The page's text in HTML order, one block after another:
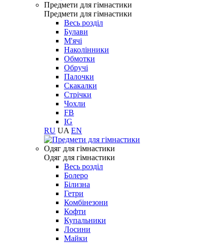
Предмети для гімнастики
Предмети для гімнастики
Весь розділ
Булави
М'ячі
Наколінники
Обмотки
Обручі
Палочки
Скакалки
Стрічки
Чохли
FB
IG
RU UA EN
Одяг для гімнастики
Одяг для гімнастики
Весь розділ
Болеро
Білизна
Гетри
Комбінезони
Кофти
Купальники
Лосини
Майки